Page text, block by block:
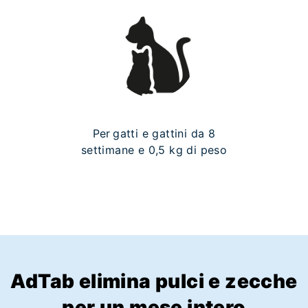
Per gatti e gattini da 8
settimane e 0,5 kg di peso
AdTab elimina pulci e zecche